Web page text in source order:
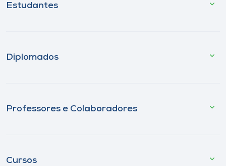
Estudantes
Diplomados
Professores e Colaboradores
Cursos